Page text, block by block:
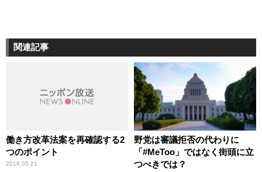
関連記事
働き方改革法案を再確認する2
つのポイント
2018.05.21
野党は審議拒否の代わりに
「#MeToo」ではなく街頭に立
つべきでは？